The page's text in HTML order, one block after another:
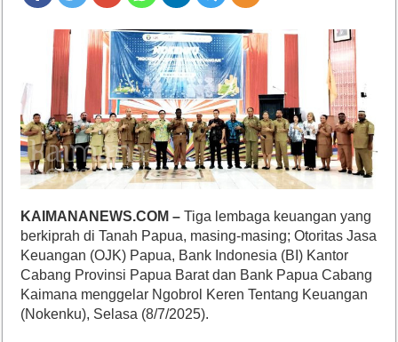
KAIMANA NEWS.COM – Tiga lembaga keuangan yang
berkiprah di Tanah Papua, masing-masing; Otoritas Jasa
Keuangan (OJK) Papua, Bank Indonesia (BI) Kantor
Cabang Provinsi Papua Barat dan Bank Papua Cabang
Kaimana menggelar Ngobrol Keren Tentang Keuangan
(Nokenku), Selasa (8/7/2025).